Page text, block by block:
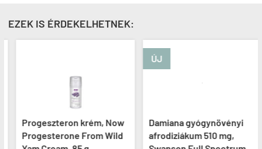
EZEK IS ÉRDEKELHETNEK:
Progeszteron krém, Now
Progesterone From Wild
ÚJ
Damiana gyógynövényi
afrodiziákum 510 mg,